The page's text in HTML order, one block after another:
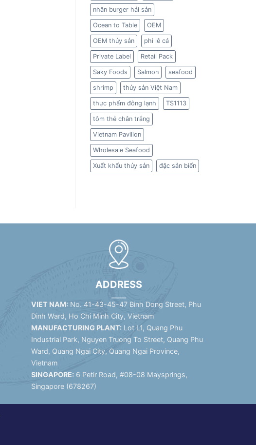
nhân burger hải sản
Ocean to Table OEM
OEM thủy sản phi lê cá
Private Label Retail Pack
Saky Foods Salmon seafood
shrimp thủy sản Việt Nam
thực phẩm đông lạnh TS1113
tôm thẻ chân trắng
Vietnam Pavilion
Wholesale Seafood
Xuất khẩu thủy sản đặc sản biển
ADDRESS
VIET NAM: No. 41-43-45-47 Binh Dong Street, Phu
Dinh Ward, Ho Chi Minh City, Vietnam
MANUFACTURING PLANT: Lot L1, Quang Phu
Industrial Park, Nguyen Truong To Street, Quang Phu
Ward, Quang Ngai City, Quang Ngai Province,
Vietnam
SINGAPORE: 6 Petir Road, #08-08 Maysprings,
Singapore (678267)